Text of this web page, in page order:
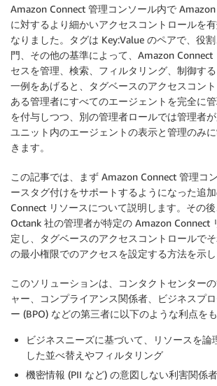
Amazon Connect 管理コンソール内で
に対するより細かいアクセスコントロールを
なりました。タグは Key:Value のペアで、役
門、その他の基準によって、Amazon Connect
セスを管理、検索、フィルタリング、制御する
一例をあげると、タグベースのアクセスコント
ある管理者にすべてのエージェントを完全に
を付与しつつ、別の管理者ロールでは管理者
ユニット内のエージェントの表示と管理のみ
きます。
この記事では、まず Amazon Connect 管理コ
ースタグ付けをサポートするようになった追
Connect リソースについて説明します。その
Octank 社の管理者が特定の Amazon Connect
定し、タグベースのアクセスコントロールで
の最小権限でのアクセスを設定する方法を示し
このソリューションは、コンタクトセンター
ャー、コンプライアンス関係者、ビジネスプ
ー (BPO) などの第三者に以下のような利点をも
ビジネスニーズに基づいて、リソースを論
した並べ替えやフィルタリング
機密情報 (PII など) の意図しない利害関係